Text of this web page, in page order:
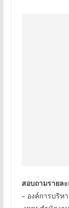
สอบถามรายละ
– องค์การบริห